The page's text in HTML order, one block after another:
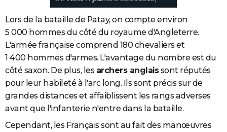
Lors de la bataille de Patay, on compte environ
5 000 hommes du côté du royaume d'Angleterre.
L'armée française comprend 180 chevaliers et
1 400 hommes d'armes. L'avantage du nombre est du
côté saxon. De plus, les archers anglaissont réputés
pour leur habileté à l'arc long. Ils sont précis sur de
grandes distances et affaiblissent les rangs adverses
avant que l'infanterie n'entre dans la bataille.
Cependant, les Français sont au fait des manœuvres